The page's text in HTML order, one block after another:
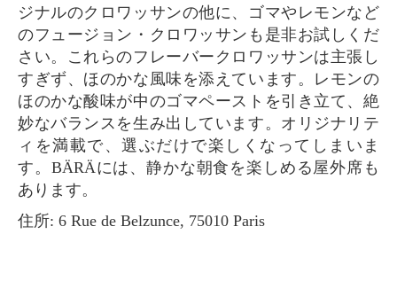
ジナルのクロワッサンの他に、ゴマやレモンなど
のフュージョン・クロワッサンも是非お試しくだ
さい。これらのフレーバークロワッサンは主張し
すぎず、ほのかな風味を添えています。レモンの
ほのかな酸味が中のゴマペーストを引き立て、絶
妙なバランスを生み出しています。オリジナリテ
ィを満載で、選ぶだけで楽しくなってしまいま
す。BÄRÄには、静かな朝食を楽しめる屋外席も
あります。
住所: 6 Rue de Belzunce, 75010 Paris